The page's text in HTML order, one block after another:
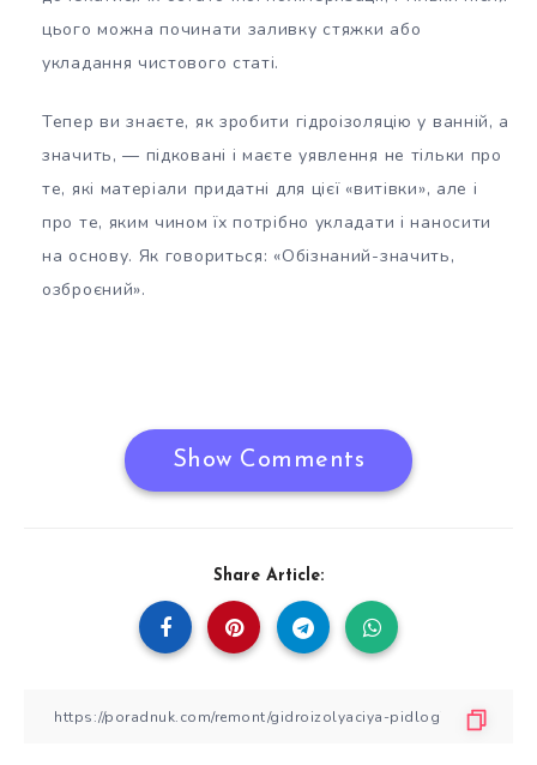
цього можна починати заливку стяжки або
укладання чистового статі.
Тепер ви знаєте, як зробити гідроізоляцію у ванній, а
значить, — підковані і маєте уявлення не тільки про
те, які матеріали придатні для цієї «витівки», але і
про те, яким чином їх потрібно укладати і наносити
на основу. Як говориться: «Обізнаний-значить,
озброєний».
Show Comments
Share Article: